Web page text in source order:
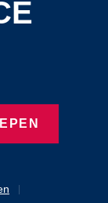
pagina
X-pagina
ProenenProenen